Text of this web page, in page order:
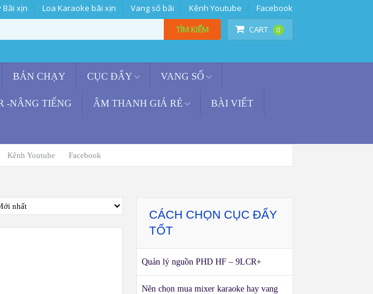
Bãi xịn Loa Karaoke bãi xịn Vang số bãi Kênh Youtube
Facebook
CART
0
TÌM KIẾM
BÁN CHẠY CỤC ĐẨY VANG SỐ
-NÂNG TIẾNG ÂM THANH GIÁ RẺ BÀI VIẾT
Kênh Youtube Facebook
CÁCH CHỌN CỤC ĐẨY
TỐT
Quản lý nguồn PHD HF – 9LCR+
Nên chọn mua mixer karaoke hay vang